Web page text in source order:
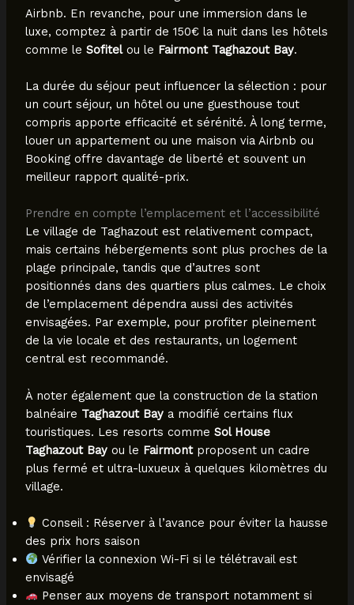
Airbnb. En revanche, pour une immersion dans le
luxe, comptez à partir de 150€ la nuit dans les hôtels
comme le Sofitelou le Fairmont Taghazout Bay.
La durée du séjour peut influencer la sélection : pour
un court séjour, un hôtel ou une guesthouse tout
compris apporte efficacité et sérénité. À long terme,
louer un appartement ou une maison via Airbnb ou
Booking offre davantage de liberté et souvent un
meilleur rapport qualité-prix.
Prendre en compte l’emplacement et l’accessibilité
Le village de Taghazout est relativement compact,
mais certains hébergements sont plus proches de la
plage principale, tandis que d’autres sont
positionnés dans des quartiers plus calmes. Le choix
de l’emplacement dépendra aussi des activités
envisagées. Par exemple, pour profiter pleinement
de la vie locale et des restaurants, un logement
central est recommandé.
À noter également que la construction de la station
balnéaire Taghazout Baya modifié certains flux
touristiques. Les resorts comme Sol House
Taghazout Bayou le Fairmontproposent un cadre
plus fermé et ultra-luxueux à quelques kilomètres du
village.
Conseil : Réserver à l’avance pour éviter la hausse
des prix hors saison
Vérifier la connexion Wi-Fi si le télétravail est
envisagé
Penser aux moyens de transport notamment si